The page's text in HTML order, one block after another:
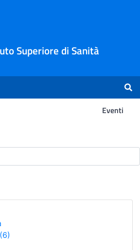
Superiore di Sanità
Eventi
Ricerca -
(6)